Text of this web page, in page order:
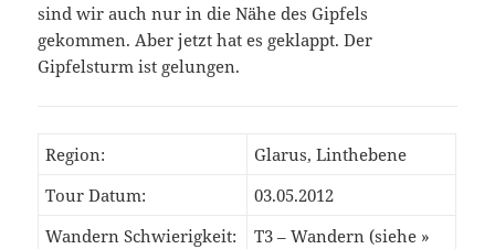
sind wir auch nur in die Nähe des Gipfels
gekommen. Aber jetzt hat es geklappt. Der
Gipfelsturm ist gelungen.
Region:
Glarus, Linthebene
Tour Datum:
03.05.2012
Wandern Schwierigkeit:
T3 – Wandern (siehe »